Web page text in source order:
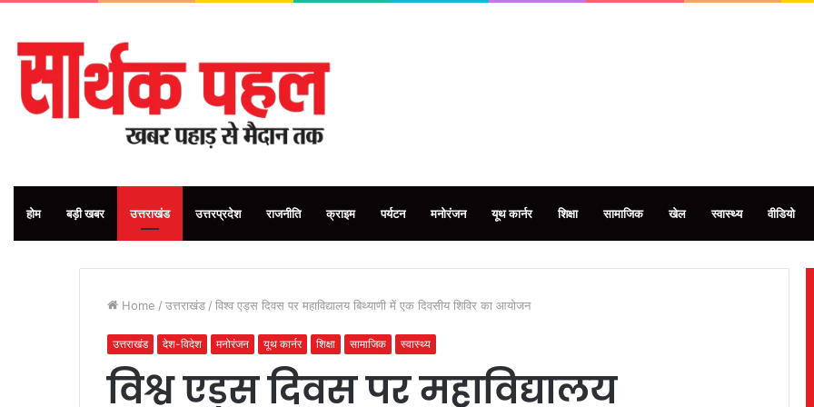
होम बड़ी खबर उत्तराखंड उत्तरप्रदेश राजनीति क्राइम पर्यटन मनोरंजन यूथ कार्नर शिक्षा सामाजिक खेल स्वास्थ्य वीडियो
Home / उत्तराखंड / विश्व एड्स दिवस पर महाविद्यालय बिथ्याणी में एक दिवसीय शिविर का आयोजन
उत्तराखंड देश-विदेश मनोरंजन यूथ कार्नर शिक्षा सामाजिक स्वास्थ्य
विश्व एड्स दिवस पर महाविद्यालय